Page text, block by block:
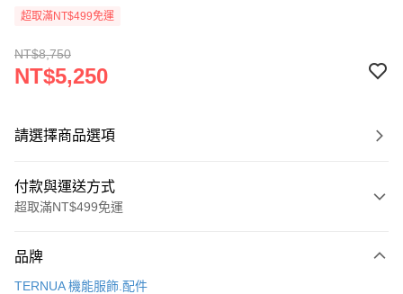
超取滿NT$499免運
NT$8,750
NT$5,250
請選擇商品選項
付款與運送方式
超取滿NT$499免運
信用卡一次付款
品牌
TERNUA 機能服飾.配件